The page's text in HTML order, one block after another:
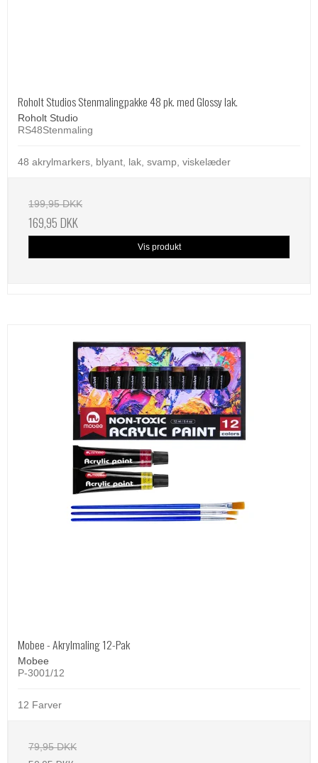
Roholt Studios Stenmalingpakke 48 pk. med Glossy lak.
Roholt Studio
RS48Stenmaling
48 akrylmarkers, blyant, lak, svamp, viskelæder
199,95 DKK
169,95 DKK
Vis produkt
Mobee - Akrylmaling 12-Pak
Mobee
P-3001/12
12 Farver
79,95 DKK